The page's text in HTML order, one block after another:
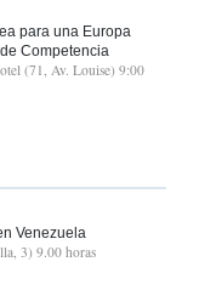
para una Europa
Competencia
(71, Av. Louise) 9:00
Venezuela
3) 9.00 horas